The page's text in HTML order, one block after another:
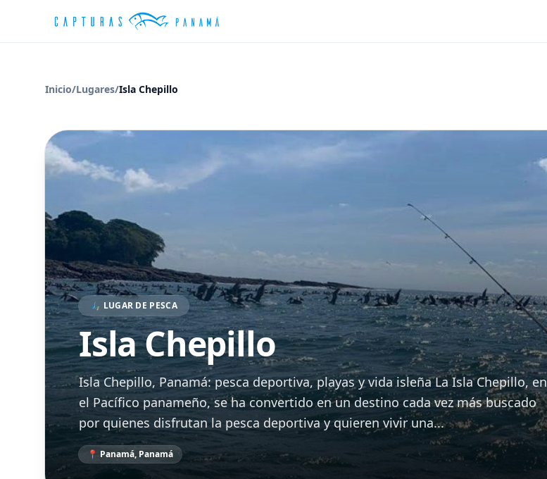
Inicio/Lugares/Isla Chepillo
🎣 LUGAR DE PESCA
Isla Chepillo
Isla Chepillo, Panamá: pesca deportiva, playas y vida isleña La Isla Chepillo, en
el Pacífico panameño, se ha convertido en un destino cada vez más buscado
por quienes disfrutan la pesca deportiva y quieren vivir una...
📍 Panamá, Panamá